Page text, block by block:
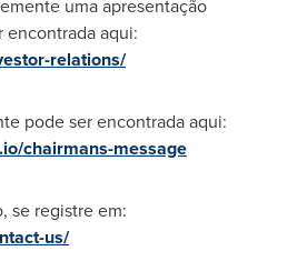
uma apresentação
encontrada aqui:
relations/
pode ser encontrada aqui:
chairmans-message
se registre em:
us/